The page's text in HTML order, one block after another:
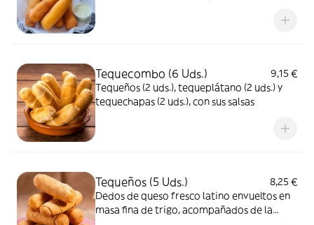
Tequecombo (6 Uds.)
9,15 €
Tequeños (2 uds.), tequeplátano (2 uds.) y
tequechapas (2 uds.), con sus salsas
Tequeños (5 Uds.)
8,25 €
Dedos de queso fresco latino envueltos en
masa fina de trigo, acompañados de la